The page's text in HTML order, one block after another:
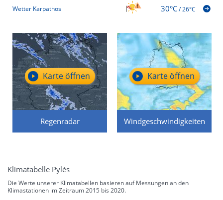
Wetter Karpathos 30°C/26°C
Regenradar
Karte öffnen
Windgeschwindigkeiten
Karte öffnen
Klimatabelle Pylés
Die Werte unserer Klimatabellen basieren auf Messungen an den
Klimastationen im Zeitraum 2015 bis 2020.